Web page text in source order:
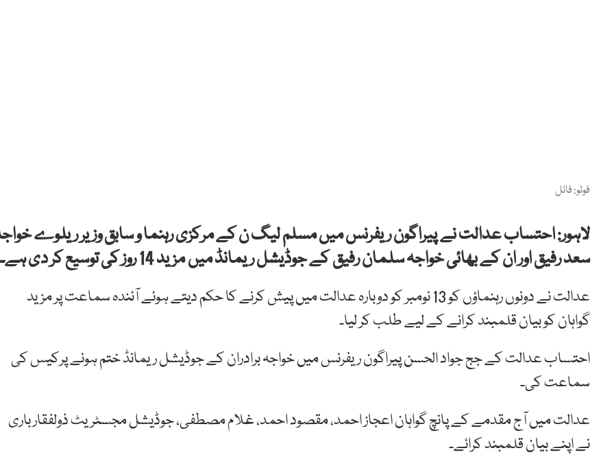
فوٹو: فائل
لاہور: احتساب عدالت نے پیراگون ریفرنس میں مسلم لیگ ن کے مرکزی رہنما و سابق وزیر ریلوے
سعد رفیق اور ان کے بھائی خواجہ سلمان رفیق کے جوڈیشل ریمانڈ میں مزید 14 روز کی توسیع کر دی ہے۔
عدالت نے دونوں رہنماؤں کو 13 نومبر کو دوبارہ عدالت میں پیش کرنے کا حکم دیتے ہوئے آئندہ سماعت پر مزید
گواہان کو بیان قلمبند کرانے کے لیے طلب کر لیا۔
احتساب عدالت کے جج جواد الحسن پیراگون ریفرنس میں خواجہ برادران کے جوڈیشل ریمانڈ ختم ہونے پرکیس کی
سماعت کی۔
عدالت میں آج مقدمے کے پانچ گواہان اعجاز احمد، مقصود احمد، غلام مصطفی، جوڈیشل مجسٹریٹ ذولفقار باری
نے اپنے بیان قلمبند کرائے۔